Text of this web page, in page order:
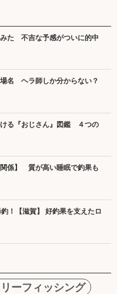
た 不吉な予感がついに的中
名 ヘラ師しか分からない？
る『おじさん』図鑑 ４つの
係】 質が高い睡眠で釣果も
！【滋賀】 好釣果を支えたロ
ーフィッシング